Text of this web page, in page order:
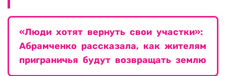
«Люди хотят вернуть свои участки»:
Абрамченко рассказала, как жителям
приграничья будут возвращать землю